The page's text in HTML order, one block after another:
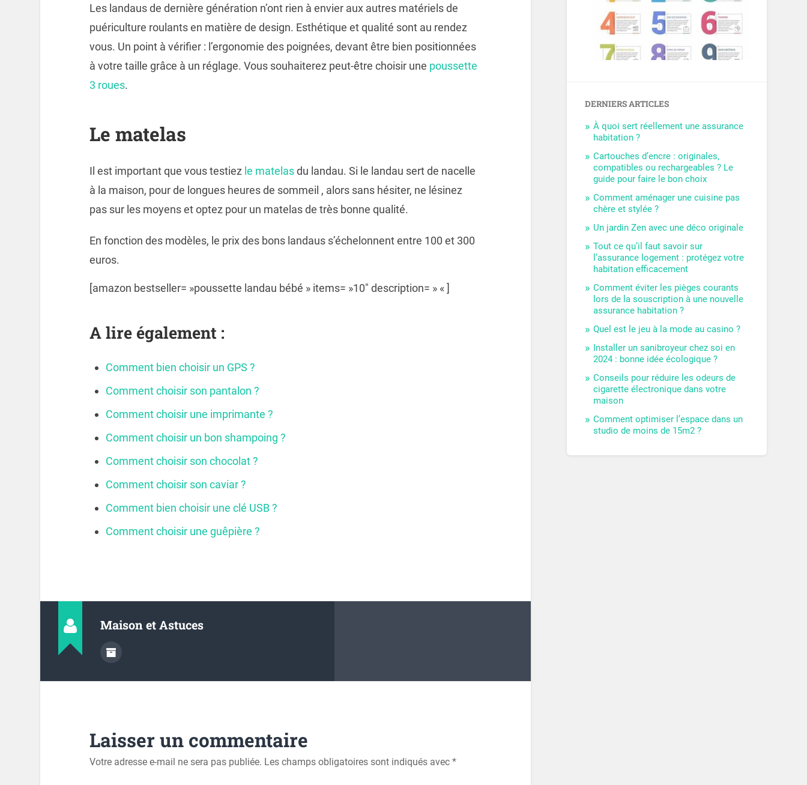
Les landaus de dernière génération n’ont rien à envier aux autres matériels de
puériculture roulants en matière de design. Esthétique et qualité sont au rendez
vous. Un point à vérifier : l’ergonomie des poignées, devant être bien positionnées
à votre taille grâce à un réglage. Vous souhaiterez peut-être choisir une poussette
3 roues.
Le matelas
Il est important que vous testiez le matelasdu landau. Si le landau sert de nacelle
à la maison, pour de longues heures de sommeil , alors sans hésiter, ne lésinez
pas sur les moyens et optez pour un matelas de très bonne qualité.
En fonction des modèles, le prix des bons landaus s’échelonnent entre 100 et 300
euros.
[amazon bestseller= »poussette landau bébé » items= »10″ description= » « ]
A lire également :
Comment bien choisir un GPS ?
Comment choisir son pantalon ?
Comment choisir une imprimante ?
Comment choisir un bon shampoing ?
Comment choisir son chocolat ?
Comment choisir son caviar ?
Comment bien choisir une clé USB ?
Comment choisir une guêpière ?
Maison et Astuces
Laisser un commentaire
Votre adresse e-mail ne sera pas publiée. Les champs obligatoires sont indiqués avec *
DERNIERS ARTICLES
À quoi sert réellement une assurance
habitation ?
Cartouches d’encre : originales,
compatibles ou rechargeables ? Le
guide pour faire le bon choix
Comment aménager une cuisine pas
chère et stylée ?
Un jardin Zen avec une déco originale
Tout ce qu’il faut savoir sur
l’assurance logement : protégez votre
habitation efficacement
Comment éviter les pièges courants
lors de la souscription à une nouvelle
assurance habitation ?
Quel est le jeu à la mode au casino ?
Installer un sanibroyeur chez soi en
2024 : bonne idée écologique ?
Conseils pour réduire les odeurs de
cigarette électronique dans votre
maison
Comment optimiser l’espace dans un
studio de moins de 15m2 ?